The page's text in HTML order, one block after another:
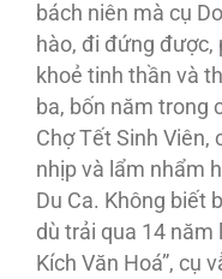
bách niên mà cụ
hào, đi đứng được,
khoẻ tinh thần và
ba, bốn năm trong
Chợ Tết Sinh Viên,
nhịp và lẩm nhẩm
Du Ca. Không biết
dù trải qua 14 năm
Kích Văn Hoá”, cụ